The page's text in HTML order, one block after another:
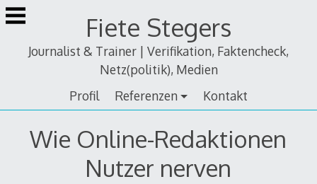
Zum
Inhalt
Fiete Stegers
Journalist & Trainer | Verifikation, Faktencheck,
Netz(politik), Medien
Profil
Referenzen Kontakt
Wie Online-Redaktionen
Nutzer nerven